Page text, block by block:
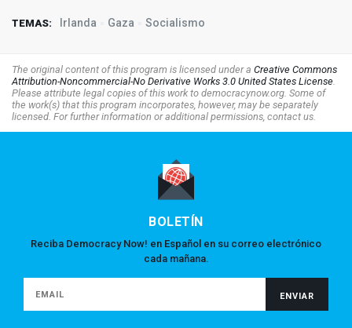
TEMAS: Irlanda Gaza Socialismo
The original content of this program is licensed under a Creative Commons
Attribution-Noncommercial-No Derivative Works 3.0 United States License.
Please attribute legal copies of this work to democracynow.org. Some of
the work(s) that this program incorporates, however, may be separately
licensed. For further information or additional permissions, contact us.
BOLETÍN
Reciba Democracy Now! en Español en su correo electrónico
cada mañana.